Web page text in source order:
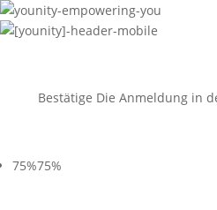
Bestätige Die Anmeldung in
75%75%